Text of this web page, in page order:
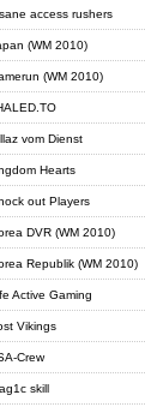
access rushers
(WM 2010)
(WM 2010)
vom Dienst
Hearts
out Players
DVR (WM 2010)
Republik (WM 2010)
Active Gaming
Vikings
Crew
skill